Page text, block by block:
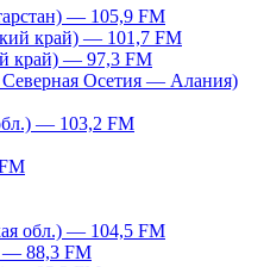
— 105,9 FM
край) — 101,7 FM
край) — 97,3 FM
Северная Осетия — Алания)
— 103,2 FM
обл.) — 104,5 FM
— 88,3 FM